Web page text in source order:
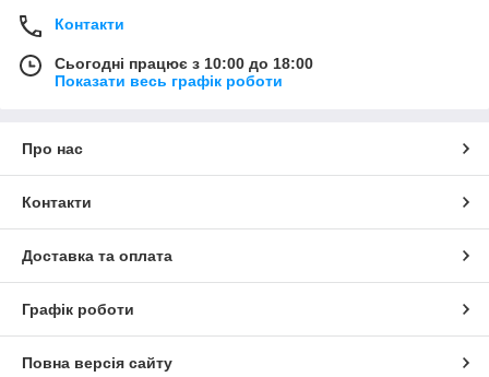
Контакти
Сьогодні працює з 10:00 до 18:00
Показати весь графік роботи
Про нас
Контакти
Доставка та оплата
Графік роботи
Повна версія сайту